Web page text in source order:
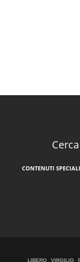
CONTENUTI SPECIALI
LIBERO VIRGILIO